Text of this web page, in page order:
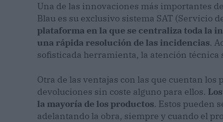
Una de las innovaciones más importantes
Blau es su exclusivo sistema SAT (Servicio
plataforma en la que se centraliza toda la
una rápida resolución de las incidencias.
sofisticada herramienta, la atención técnica
Otra de las ventajas con las que cuentan
devoluciones sin coste alguno para ellos.
la mayoría de los productos. Estos pueden
adelantando la obra, siempre y cuando el